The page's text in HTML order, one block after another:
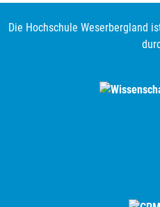
Die Hochschule Weserbergland